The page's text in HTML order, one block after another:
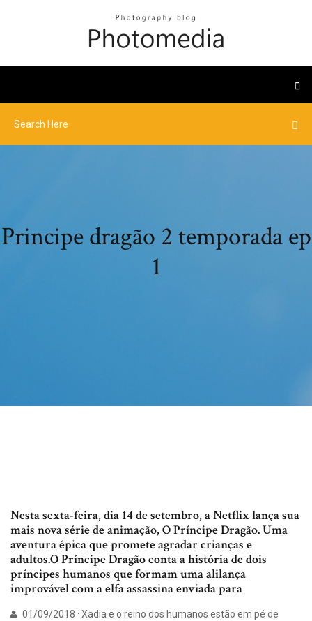
Principe dragão 2 temporada ep
1
Nesta sexta-feira, dia 14 de setembro, a Netflix lança sua
mais nova série de animação, O Príncipe Dragão. Uma
aventura épica que promete agradar crianças e
adultos.O Príncipe Dragão conta a história de dois
príncipes humanos que formam uma alilança
improvável com a elfa assassina enviada para
01/09/2018 · Xadia e o reino dos humanos estão em pé de